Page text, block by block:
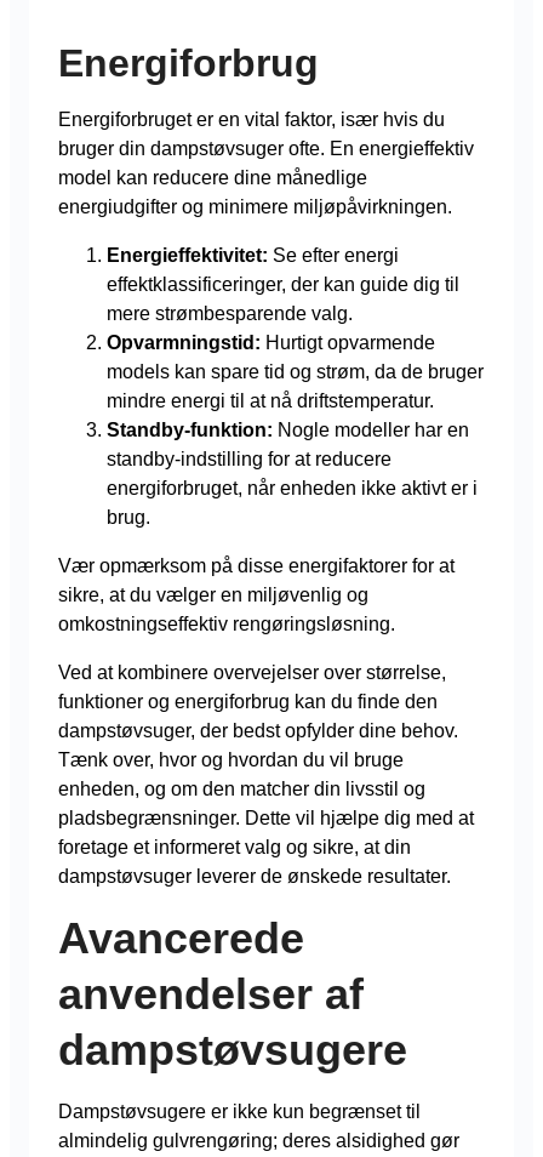
Energiforbrug
Energiforbruget er en vital faktor, især hvis du
bruger din dampstøvsuger ofte. En energieffektiv
model kan reducere dine månedlige
energiudgifter og minimere miljøpåvirkningen.
Energieffektivitet: Se efter energi
effektklassificeringer, der kan guide dig til
mere strømbesparende valg.
Opvarmningstid: Hurtigt opvarmende
models kan spare tid og strøm, da de bruger
mindre energi til at nå driftstemperatur.
Standby-funktion: Nogle modeller har en
standby-indstilling for at reducere
energiforbruget, når enheden ikke aktivt er i
brug.
Vær opmærksom på disse energifaktorer for at
sikre, at du vælger en miljøvenlig og
omkostningseffektiv rengøringsløsning.
Ved at kombinere overvejelser over størrelse,
funktioner og energiforbrug kan du finde den
dampstøvsuger, der bedst opfylder dine behov.
Tænk over, hvor og hvordan du vil bruge
enheden, og om den matcher din livsstil og
pladsbegrænsninger. Dette vil hjælpe dig med at
foretage et informeret valg og sikre, at din
dampstøvsuger leverer de ønskede resultater.
Avancerede
anvendelser af
dampstøvsugere
Dampstøvsugere er ikke kun begrænset til
almindelig gulvrengøring; deres alsidighed gør